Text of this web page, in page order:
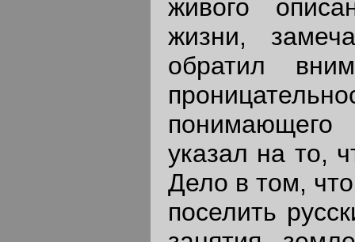
живого
жизни,
обратил
понимающего
указал на то,
Дело в том,
поселить